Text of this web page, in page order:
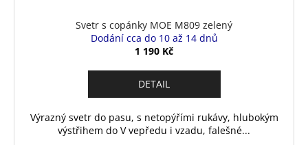
Svetr s copánky MOE M809 zelený
Dodání cca do 10 až 14 dnů
1 190 Kč
DETAIL
Výrazný svetr do pasu, s netopýřími rukávy, hlubokým
výstřihem do V vepředu i vzadu, falešné...